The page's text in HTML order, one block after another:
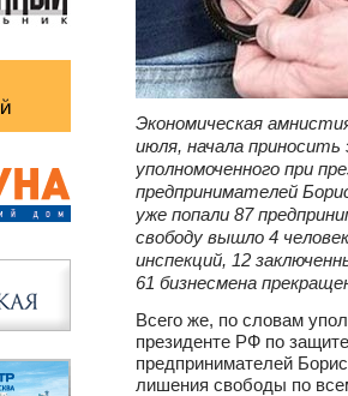
Экономическая
июля, начала
уполномоченного при
предпринимателей
уже попали 87
свободу вышло 4
инспекций, 12
61 бизнесмена
Всего же, по словам
президенте РФ по
предпринимателей
лишения свободы по